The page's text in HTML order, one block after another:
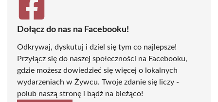
Dołącz do nas na Facebooku!
Odkrywaj, dyskutuj i dziel się tym co najlepsze!
Przyłącz się do naszej społeczności na Facebooku,
gdzie możesz dowiedzieć się więcej o lokalnych
wydarzeniach w Żywcu. Twoje zdanie się liczy -
polub naszą stronę i bądź na bieżąco!